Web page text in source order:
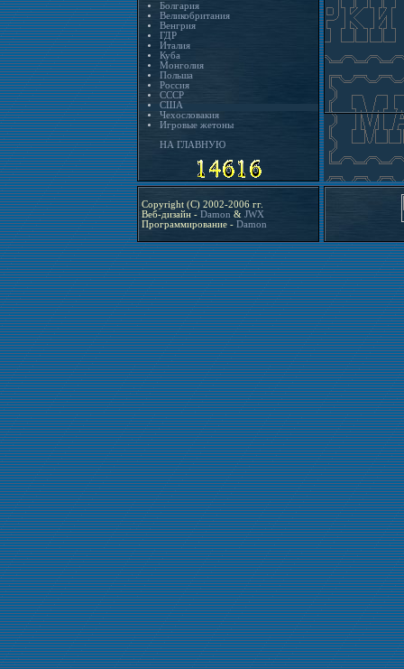
Болгария
Великобритания
Венгрия
ГДР
Италия
Куба
Монголия
Польша
Россия
СССР
США
Чехословакия
Игровые жетоны
НА ГЛАВНУЮ
Copyright (C) 2002-2006 гг.
Веб-дизайн - Damon & JWX
Программирование - Damon